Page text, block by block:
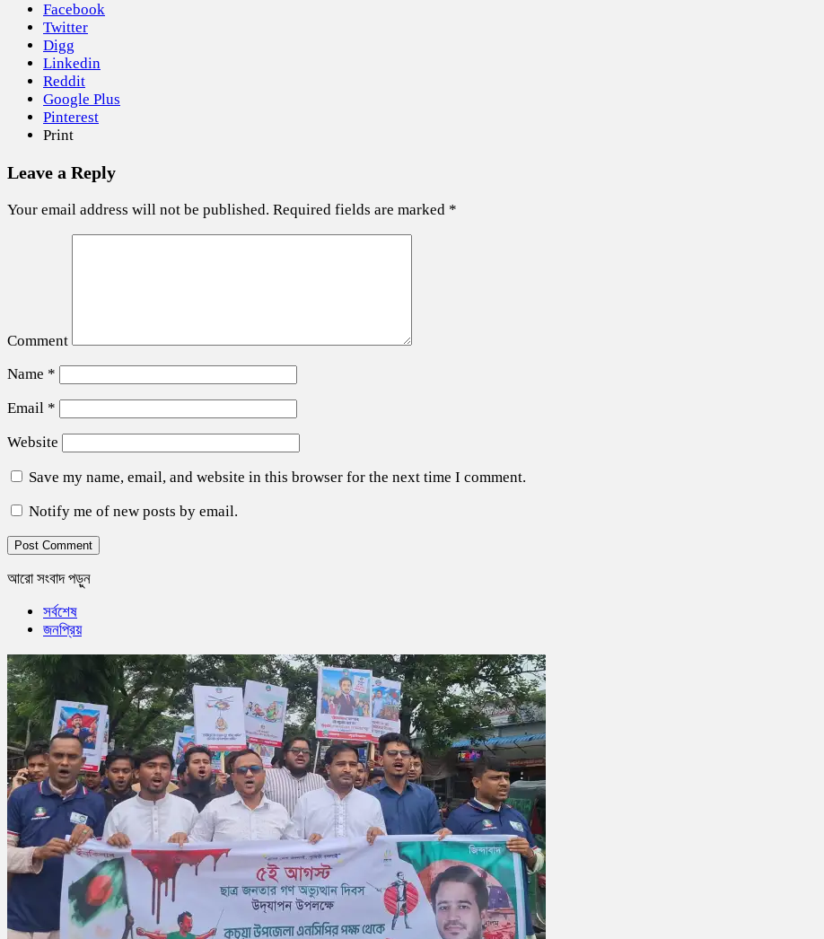
Facebook
Twitter
Digg
Linkedin
Reddit
Google Plus
Pinterest
Print
Leave a Reply
Your email address will not be published. Required fields are marked *
Comment
Name *
Email *
Website
Save my name, email, and website in this browser for the next time I comment.
Notify me of new posts by email.
আরো সংবাদ পড়ুন
সর্বশেষ
জনপ্রিয়